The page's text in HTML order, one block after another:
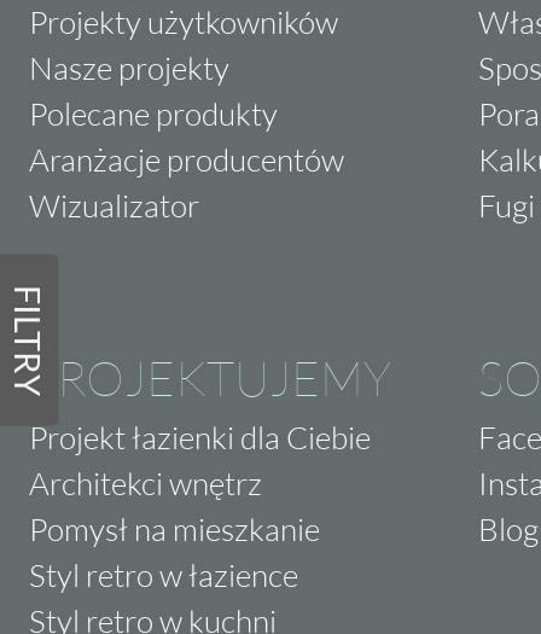
FILTRY
Projekty użytkowników
Nasze projekty
Polecane produkty
Aranżacje producentów
Wizualizator
PROJEKTUJEMY
Projekt łazienki dla Ciebie
Architekci wnętrz
Pomysł na mieszkanie
Styl retro w łazience
Styl retro w kuchni
Blog